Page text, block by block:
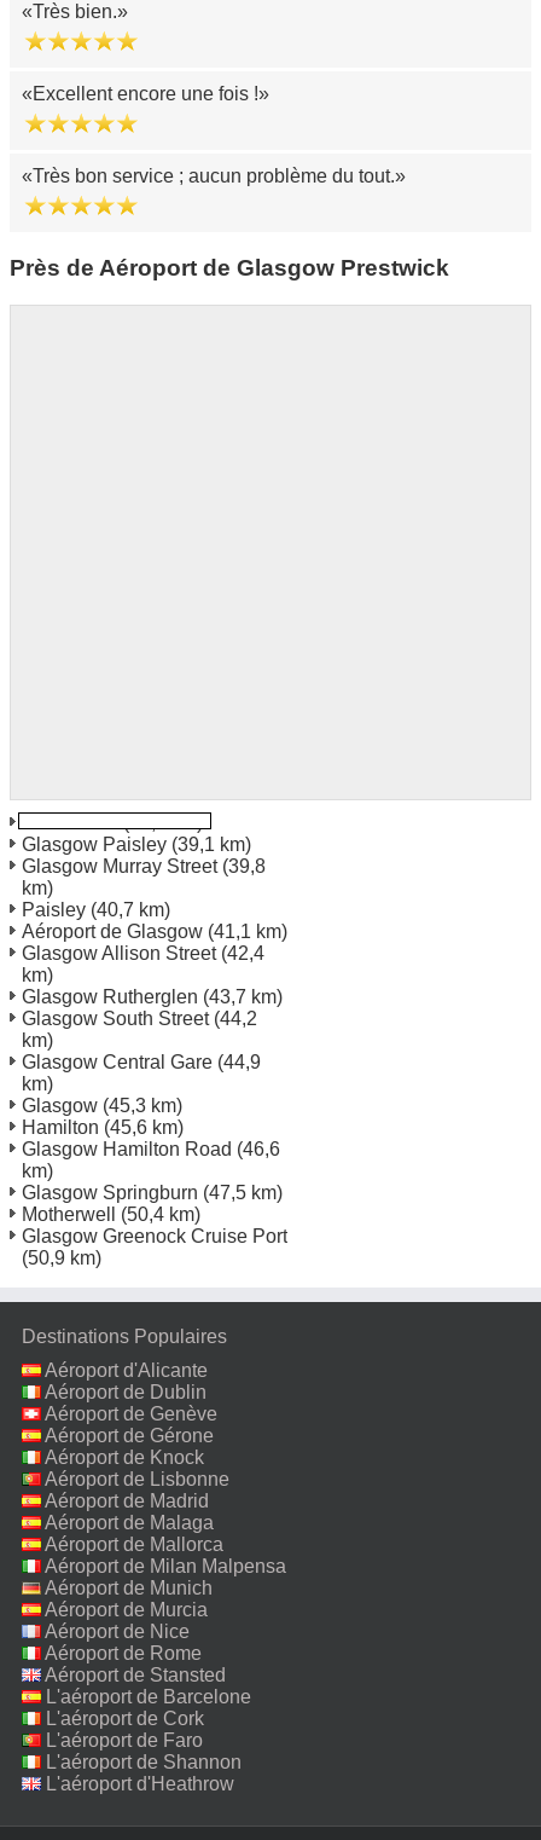
Très bien.
Excellent encore une fois !
Très bon service ; aucun problème du tout.
Près de Aéroport de Glasgow Prestwick
Glasgow Paisley (39,1 km)
Glasgow Murray Street(39,8
km)
Paisley (40,7 km)
Aéroport de Glasgow (41,1 km)
Glasgow Allison Street(42,4
km)
Glasgow Rutherglen (43,7 km)
Glasgow South Street(44,2
km)
Glasgow Central Gare (44,9
km)
Glasgow (45,3 km)
Hamilton (45,6 km)
Glasgow Hamilton Road (46,6
km)
Glasgow Springburn (47,5 km)
Motherwell
(50,4 km)
Glasgow Greenock Cruise Port
(50,9 km)
Destinations Populaires
Aéroport d'Alicante
Aéroport de Dublin
Aéroport de Genève
Aéroport de Gérone
Aéroport de Knock
Aéroport de Lisbonne
Aéroport de Madrid
Aéroport de Malaga
Aéroport de Mallorca
Aéroport de Milan Malpensa
Aéroport de Munich
Aéroport de Murcia
Aéroport de Nice
Aéroport de Rome
Fiumicino
Aéroport de Stansted
L'aéroport de Barcelone
L'aéroport de Cork
L'aéroport de Faro
L'aéroport de Shannon
L'aéroport d'Heathrow